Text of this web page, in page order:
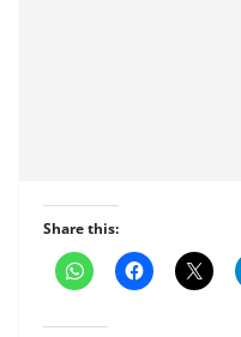
Share this: